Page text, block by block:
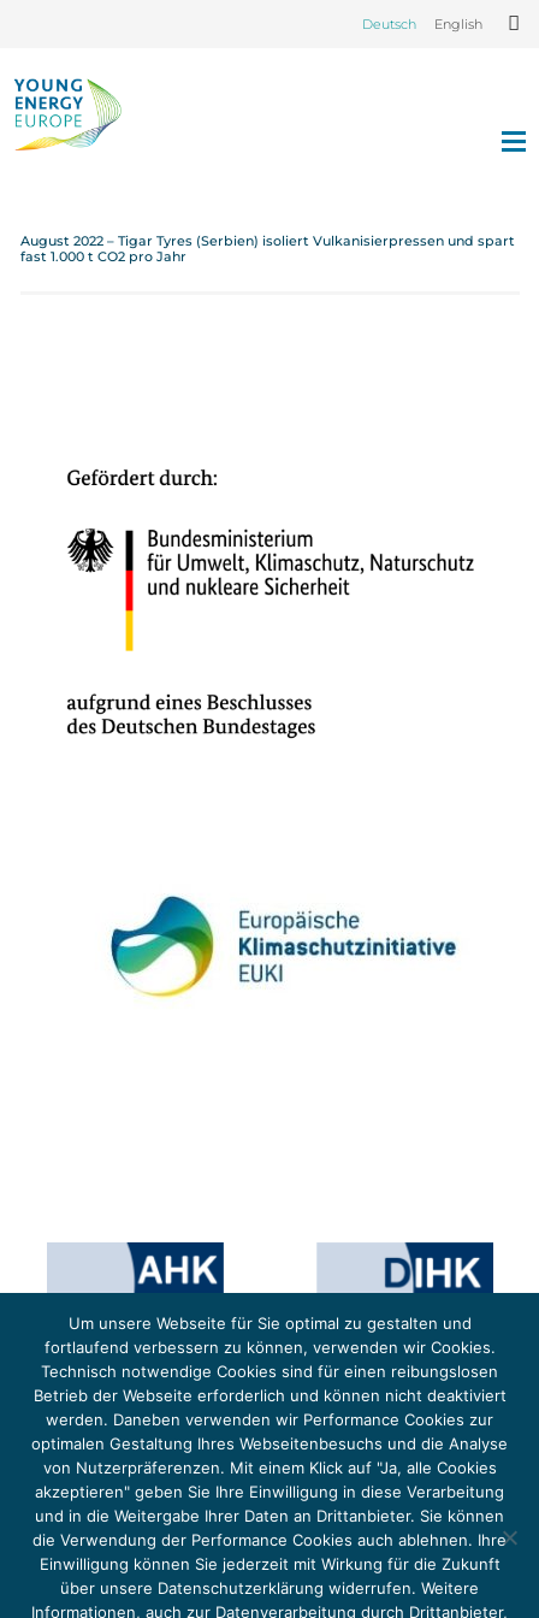
Deutsch English
August 2022 – Tigar Tyres (Serbien) isoliert Vulkanisierpressen und spart
fast 1.000 t CO2 pro Jahr
Das Projekt YOUNG ENERGY EUROPE wird gefördert durch die Europäische Klimaschutzinitiative (EUKI).
Die EUKI ist ein Förderinstrument des deutschen Bundesministeriums für Umwelt, Klimaschutz,
Naturschutz und nukleare Sicherheit (BMUKN). Übergeordnetes Ziel der EUKI ist eine Intensivierung des
grenzüberschreitenden Dialogs sowie des Wissens- und Erfahrungsaustauschs in der Europäischen Union,
um gemeinsam die Umsetzung des Paris Abkommens voranzutreiben.
Um unsere Webseite für Sie optimal zu gestalten und
fortlaufend verbessern zu können, verwenden wir Cookies.
Technisch notwendige Cookies sind für einen reibungslosen
Betrieb der Webseite erforderlich und können nicht deaktiviert
werden. Daneben verwenden wir Performance Cookies zur
optimalen Gestaltung Ihres Webseitenbesuchs und die Analyse
von Nutzerpräferenzen. Mit einem Klick auf "Ja, alle Cookies
akzeptieren" geben Sie Ihre Einwilligung in diese Verarbeitung
und in die Weitergabe Ihrer Daten an Drittanbieter. Sie können
die Verwendung der Performance Cookies auch ablehnen. Ihre
Einwilligung können Sie jederzeit mit Wirkung für die Zukunft
über unsere Datenschutzerklärung widerrufen. Weitere
Informationen, auch zur Datenverarbeitung durch Drittanbieter,